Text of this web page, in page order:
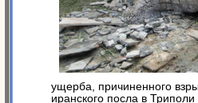
ущерба, причиненного
иранского посла в